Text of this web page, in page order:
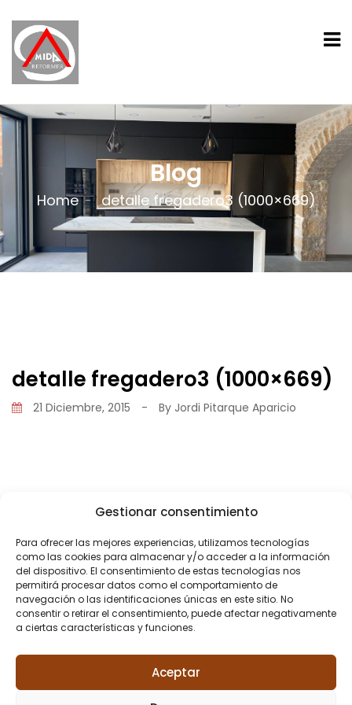
Gestionar consentimiento
Para ofrecer las mejores experiencias, utilizamos tecnologías
como las cookies para almacenar y/o acceder a la información
del dispositivo. El consentimiento de estas tecnologías nos
permitirá procesar datos como el comportamiento de
navegación o las identificaciones únicas en este sitio. No
consentir o retirar el consentimiento, puede afectar negativamente
a ciertas características y funciones.
Aceptar
Blog
Home detalle fregadero3 (1000×669)
detalle fregadero3 (1000×669)
21 Diciembre, 2015 - By Jordi Pitarque Aparicio
PREVIOUS POST
Reforma cocina